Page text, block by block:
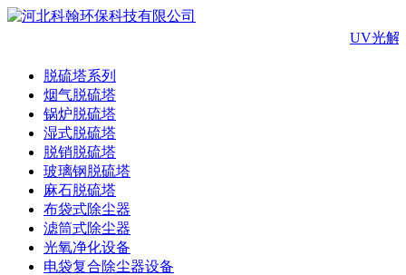
UV光解
脱硫塔系列
烟气脱硫塔
锅炉脱硫塔
湿式脱硫塔
脱销脱硫塔
玻璃钢脱硫塔
麻石脱硫塔
布袋式除尘器
滤筒式除尘器
光氧净化设备
电袋复合除尘器设备